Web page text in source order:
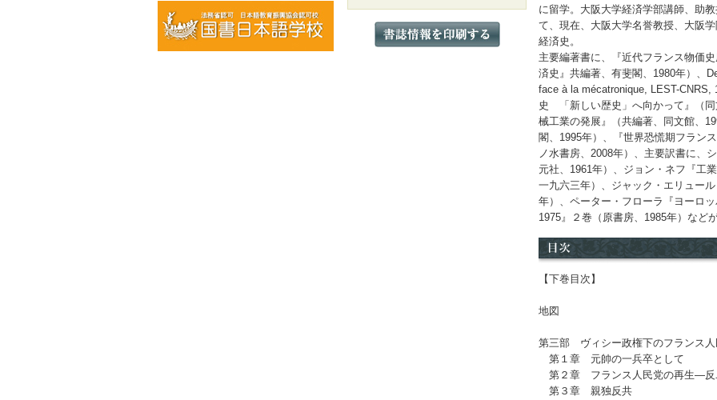
に留学。大阪大学経済学部講師、助
て、現在、大阪大学名誉教授、大阪
経済史。
主要編著書に、『近代フランス物価
済史』共編著、有斐閣、1980年）、
face à la mécatronique, LEST-
史 「新しい歴史」へ向かって』（
械工業の発展』（共編著、同文館、
閣、1995年）、『世界恐慌期フラ
ノ水書房、2008年）、主要訳書に、
元社、1961年）、ジョン・ネフ『工
一九六三年）、ジャック・エリュー
年）、ペーター・フローラ『ヨー
1975』２巻（原書房、1985年）など
【下巻目次】
地図
第三部 ヴィシー政権下のフランス
第１章 元帥の一兵卒として
第２章 フランス人民党の再生―
第３章 親独反共